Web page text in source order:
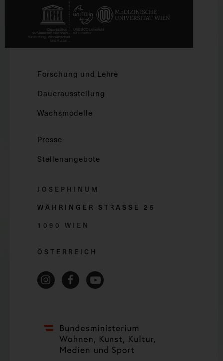
Forschung und Lehre
Dauerausstellung
Wachsmodelle
Presse
Stellenangebote
JOSEPHINUM
WÄHRINGER STRASSE 2 5
1090 WIEN
ÖSTERREICH